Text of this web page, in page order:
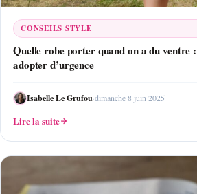
CONSEILS STYLE
Quelle robe porter quand on a du ventre
adopter d’urgence
Isabelle Le Grufou·dimanche 8 juin 2025
Lire la suite